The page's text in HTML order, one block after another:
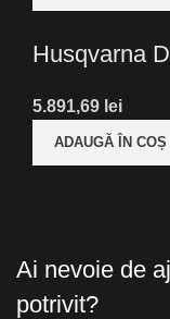
Husqvarna
lei
ADAUGĂ ÎN COȘ
Ai nevoie de
potrivit?